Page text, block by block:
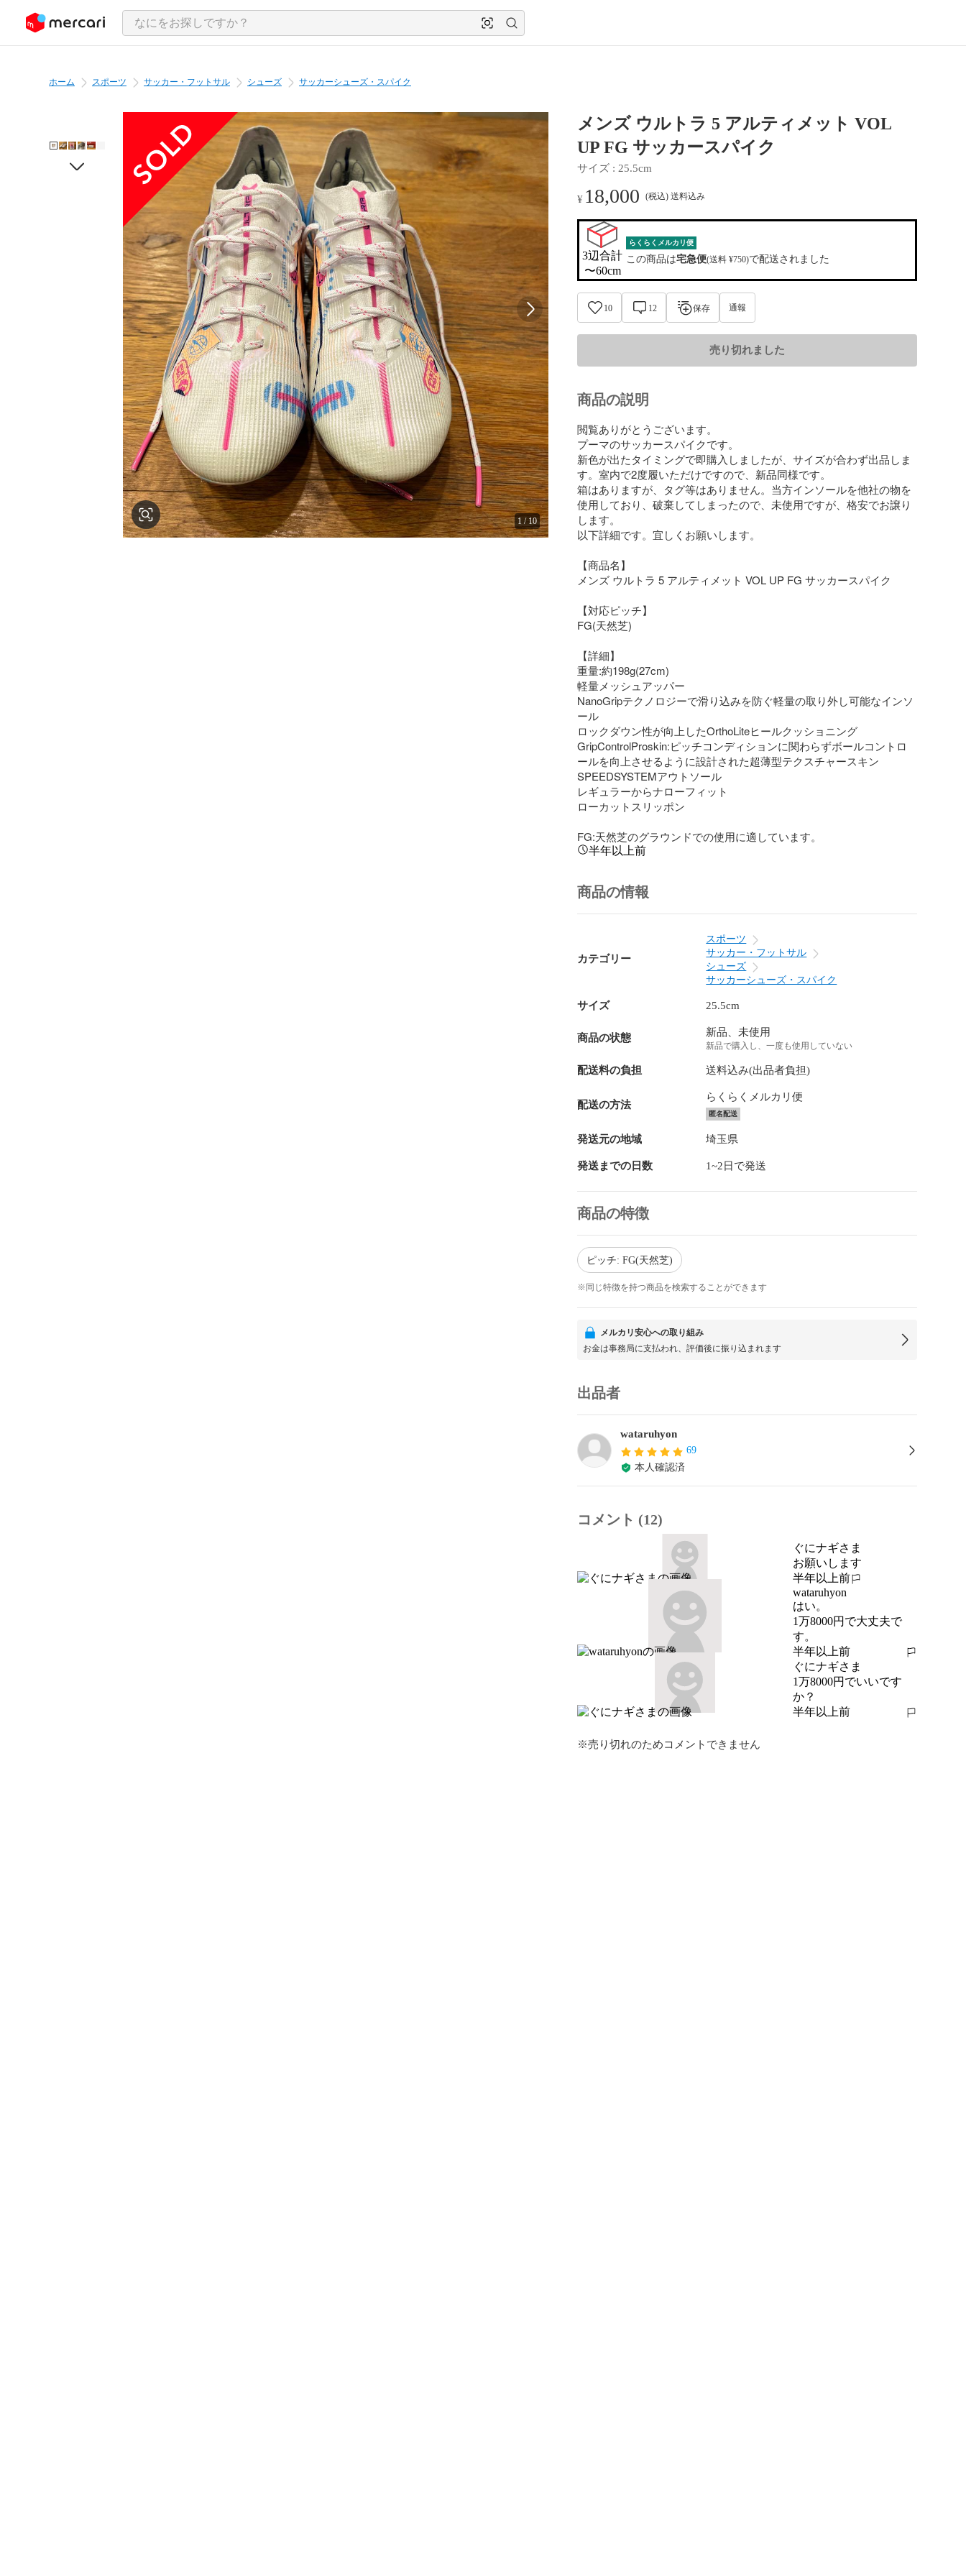
ツにスキップ
ホーム スポーツ サッカー・フットサル シューズ サッカーシューズ・スパイク
1 / 10
メンズ ウルトラ 5 アルティメット VOL
UP FG サッカースパイク
サイズ : 25.5cm
¥ 18,000 (税込) 送料込み
3辺合計
〜60cm
らくらくメルカリ便
この商品は宅急便(送料 ¥750)で配送されました
10 12 保存 通報
売り切れました
商品の説明
閲覧ありがとうございます。
プーマのサッカースパイクです。
新色が出たタイミングで即購入しましたが、サイズが合わず出品しま
す。室内で2度履いただけですので、新品同様です。
箱はありますが、タグ等はありません。当方インソールを他社の物を
使用しており、破棄してしまったので、未使用ですが、格安でお譲り
します。
以下詳細です。宜しくお願いします。
【商品名】
メンズ ウルトラ 5 アルティメット VOL UP FG サッカースパイク
【対応ピッチ】
FG(天然芝)
【詳細】
重量:約198g(27cm)
軽量メッシュアッパー
NanoGripテクノロジーで滑り込みを防ぐ軽量の取り外し可能なインソ
ール
ロックダウン性が向上したOrthoLiteヒールクッショニング
GripControlProskin:ピッチコンディションに関わらずボールコントロ
ールを向上させるように設計された超薄型テクスチャースキン
SPEEDSYSTEMアウトソール
レギュラーからナローフィット
ローカットスリッポン
FG:天然芝のグラウンドでの使用に適しています。
半年以上前
商品の情報
カテゴリー
スポーツ
サッカー・フットサル
シューズ
サッカーシューズ・スパイク
サイズ 25.5cm
商品の状態 新品、未使用
新品で購入し、一度も使用していない
配送料の負担 送料込み(出品者負担)
配送の方法
らくらくメルカリ便
匿名配送
発送元の地域 埼玉県
発送までの日数 1~2日で発送
商品の特徴
ピッチ: FG(天然芝)
※同じ特徴を持つ商品を検索することができます
メルカリ安心への取り組み
お金は事務局に支払われ、評価後に振り込まれます
出品者
wataruhyon
69
本人確認済
コメント (12)
ぐにナギさま
お願いします
半年以上前
報告する
wataruhyon
はい。
1万8000円で大丈夫で
す。
半年以上前
報告する
ぐにナギさま
1万8000円でいいです
か？
半年以上前
報告する
※売り切れのためコメントできません